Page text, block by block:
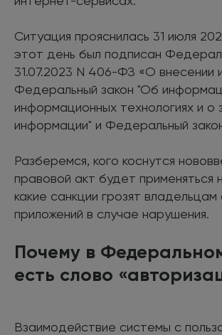
Ситуация прояснилась 31 июля
этот день был подписан
31.07.2023 N 406-ФЗ «О внесении
Федеральный закон "Об
информационных технологиях и о
информации" и Федеральный
Разберемся, кого коснутся
правовой акт будет применяться
какие санкции грозят владельцам
приложений в случае нарушения.
Почему в
есть слово
Взаимодействие системы с